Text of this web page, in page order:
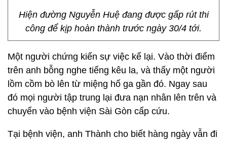
Hiện đường Nguyễn Huệ đang được gấp rút thi
công để kịp hoàn thành trước ngày 30/4 tới.
Một người chứng kiến sự việc kể lại. Vào thời điểm
trên anh bỗng nghe tiếng kêu la, và thấy một người
lồm cồm bò lên từ miệng hố ga gần đó. Ngay sau
đó mọi người tập trung lại đưa nạn nhân lên trên và
chuyển vào bệnh viện Sài Gòn cấp cứu.
Tại bệnh viện, anh Thành cho biết hàng ngày vẫn đi